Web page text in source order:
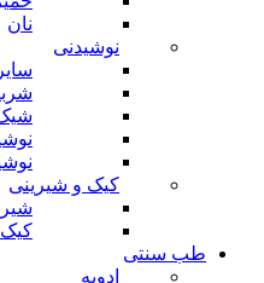
نان
نوشیدنی
کیک و شیرینی
کیک
طب سنتی
ادویه